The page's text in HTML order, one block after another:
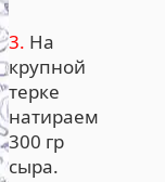
3. На
крупной
терке
натираем
300 гр
сыра.